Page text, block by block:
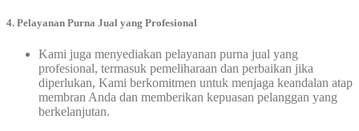
4. Pelayanan Purna Jual yang Profesional
Kami juga menyediakan pelayanan purna jual yang
profesional, termasuk pemeliharaan dan perbaikan jika
diperlukan, Kami berkomitmen untuk menjaga keandalan atap
membran Anda dan memberikan kepuasan pelanggan yang
berkelanjutan.